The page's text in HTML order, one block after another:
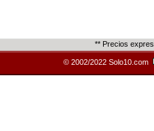
** Precios
© 2002/2022 Solo10.com